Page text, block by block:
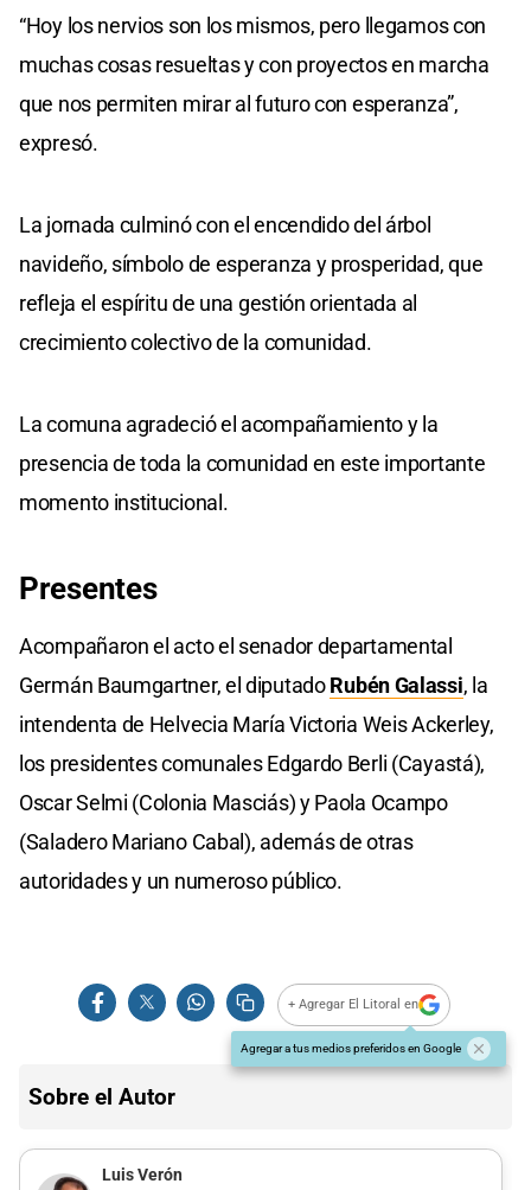
“Hoy los nervios son los mismos, pero llegamos con
muchas cosas resueltas y con proyectos en marcha
que nos permiten mirar al futuro con esperanza”,
expresó.
La jornada culminó con el encendido del árbol
navideño, símbolo de esperanza y prosperidad, que
refleja el espíritu de una gestión orientada al
crecimiento colectivo de la comunidad.
La comuna agradeció el acompañamiento y la
presencia de toda la comunidad en este importante
momento institucional.
Presentes
Acompañaron el acto el senador departamental
Germán Baumgartner, el diputadoRubén Galassi, la
intendenta de Helvecia María Victoria Weis Ackerley,
los presidentes comunales Edgardo Berli (Cayastá),
Oscar Selmi (Colonia Masciás) y Paola Ocampo
(Saladero Mariano Cabal), además de otras
autoridades y un numeroso público.
+ Agregar El Litoral en
Agregar a tus medios preferidos en Google
Sobre el Autor
Luis Verón